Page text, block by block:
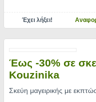
Έχει λήξει!
Έως -30% σε
Kouzinika
Σκεύη μαγειρικής με